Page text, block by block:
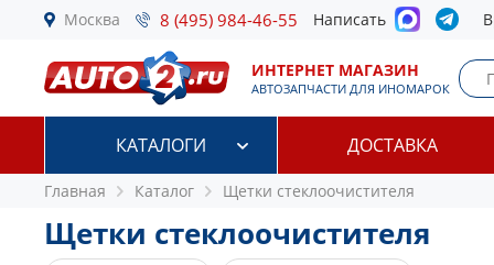
Москва 8 (495) 984-46-55 Написать
ИНТЕРНЕТ МАГАЗИН
АВТОЗАПЧАСТИ ДЛЯ ИНОМАРОК
КАТАЛОГИ ДОСТАВКА
Главная Каталог Щетки стеклоочистителя
Щетки стеклоочистителя